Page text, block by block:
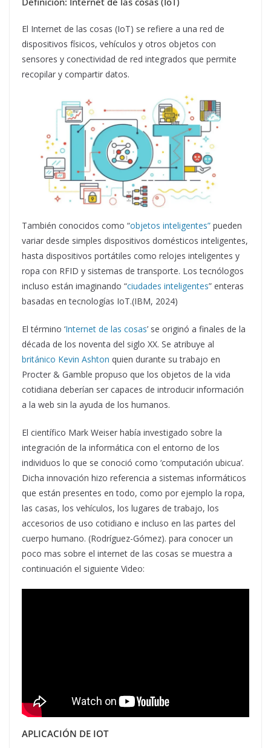
El Internet de las cosas (IoT) se refiere a una red de
dispositivos físicos, vehículos y otros objetos con
sensores y conectividad de red integrados que permite
recopilar y compartir datos.
También conocidos como “objetos inteligentes” pueden
variar desde simples dispositivos domésticos inteligentes,
hasta dispositivos portátiles como relojes inteligentes y
ropa con RFID y sistemas de transporte. Los tecnólogos
incluso están imaginando “ciudades inteligentes” enteras
basadas en tecnologías IoT.(IBM, 2024)
El término ‘Internet de las cosas’ se originó a finales de la
década de los noventa del siglo XX. Se atribuye al
británico Kevin Ashton quien durante su trabajo en
Procter & Gamble propuso que los objetos de la vida
cotidiana deberían ser capaces de introducir información
a la web sin la ayuda de los humanos.
El científico Mark Weiser había investigado sobre la
integración de la informática con el entorno de los
individuos lo que se conoció como ‘computación ubicua’.
Dicha innovación hizo referencia a sistemas informáticos
que están presentes en todo, como por ejemplo la ropa,
las casas, los vehículos, los lugares de trabajo, los
accesorios de uso cotidiano e incluso en las partes del
cuerpo humano. (Rodríguez-Gómez). para conocer un
poco mas sobre el internet de las cosas se muestra a
continuación el siguiente Video:
APLICACIÓN DE IOT